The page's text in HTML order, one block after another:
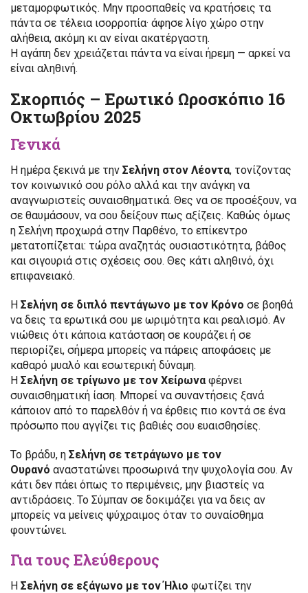
μεταμορφωτικός. Μην προσπαθείς να κρατήσεις τα
πάντα σε τέλεια ισορροπία· άφησε λίγο χώρο στην
αλήθεια, ακόμη κι αν είναι ακατέργαστη.
Η αγάπη δεν χρειάζεται πάντα να είναι ήρεμη — αρκεί να
είναι αληθινή.
Σκορπιός – Ερωτικό Ωροσκόπιο 16
Οκτωβρίου 2025
Γενικά
Η ημέρα ξεκινά με την Σελήνη στον Λέοντα, τονίζοντας
τον κοινωνικό σου ρόλο αλλά και την ανάγκη να
αναγνωριστείς συναισθηματικά. Θες να σε προσέξουν, να
σε θαυμάσουν, να σου δείξουν πως αξίζεις. Καθώς όμως
η Σελήνη προχωρά στην Παρθένο, το επίκεντρο
μετατοπίζεται: τώρα αναζητάς ουσιαστικότητα, βάθος
και σιγουριά στις σχέσεις σου. Θες κάτι αληθινό, όχι
επιφανειακό.
Η Σελήνη σε διπλό πεντάγωνο με τον Κρόνο σε βοηθά
να δεις τα ερωτικά σου με ωριμότητα και ρεαλισμό. Αν
νιώθεις ότι κάποια κατάσταση σε κουράζει ή σε
περιορίζει, σήμερα μπορείς να πάρεις αποφάσεις με
καθαρό μυαλό και εσωτερική δύναμη.
Η Σελήνη σε τρίγωνο με τον Χείρωναφέρνει
συναισθηματική ίαση. Μπορεί να συναντήσεις ξανά
κάποιον από το παρελθόν ή να έρθεις πιο κοντά σε ένα
πρόσωπο που αγγίζει τις βαθιές σου ευαισθησίες.
Το βράδυ, η Σελήνη σε τετράγωνο με τον
Ουρανό αναστατώνει προσωρινά την ψυχολογία σου. Αν
κάτι δεν πάει όπως το περιμένεις, μην βιαστείς να
αντιδράσεις. Το Σύμπαν σε δοκιμάζει για να δεις αν
μπορείς να μείνεις ψύχραιμος όταν το συναίσθημα
φουντώνει.
Για τους Ελεύθερους
Η Σελήνη σε εξάγωνο με τον Ήλιο φωτίζει την